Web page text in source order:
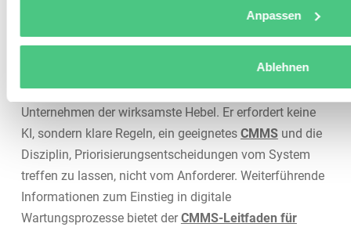
Anpassen
Ablehnen
Prozessintegration
als
Der Sprung von Stufe 1 auf Stufe 3 ist für die meisten
Unternehmen der wirksamste Hebel. Er erfordert keine
KI, sondern klare Regeln, ein geeignetes CMMSund die
Disziplin, Priorisierungsentscheidungen vom System
treffen zu lassen, nicht vom Anforderer. Weiterführende
Informationen zum Einstieg in digitale
Wartungsprozesse bietet derCMMS-Leitfaden für